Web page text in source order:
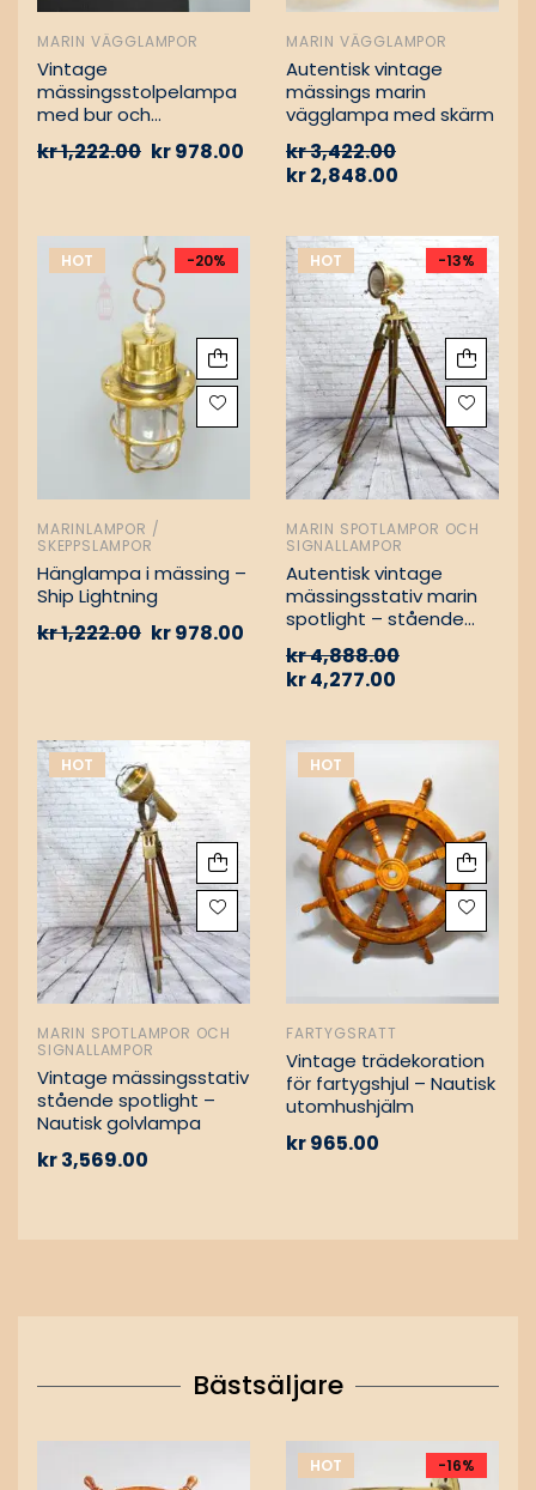
MARIN VÄGGLAMPOR
Vintage
mässingsstolpelampa
med bur och
Nautisk
kr1,222.00 kr978.00
MARIN VÄGGLAMPOR
Autentisk vintage
mässings marin
vägglampa med skärm
kr3,422.00
kr2,848.00
HOT -20%
MARINLAMPOR /
SKEPPSLAMPOR
Hänglampa i mässing –
Ship Lightning
kr1,222.00 kr978.00
HOT -13%
MARIN SPOTLAMPOR OCH
SIGNALLAMPOR
Autentisk vintage
mässingsstativ marin
spotlight – stående
kr4,888.00
kr4,277.00
HOT
MARIN SPOTLAMPOR OCH
SIGNALLAMPOR
Vintage mässingsstativ
stående spotlight –
Nautisk golvlampa
kr3,569.00
HOT
FARTYGSRATT
Vintage trädekoration
för fartygshjul – Nautisk
utomhushjälm
kr965.00
Bästsäljare
HOT -16%